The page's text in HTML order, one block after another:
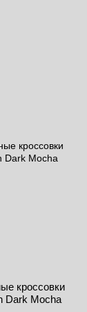
кроссовки
Dark Mocha